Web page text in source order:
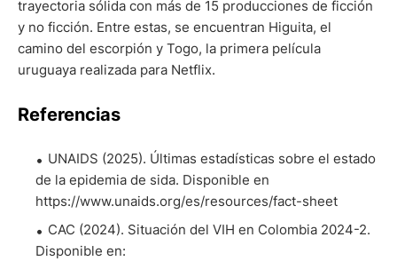
trayectoria sólida con más de 15 producciones de ficción
y no ficción. Entre estas, se encuentran Higuita, el
camino del escorpión y Togo, la primera película
uruguaya realizada para Netflix.
Referencias
UNAIDS (2025). Últimas estadísticas sobre el estado
de la epidemia de sida. Disponible en
https://www.unaids.org/es/resources/fact-sheet
CAC (2024). Situación del VIH en Colombia 2024-2.
Disponible en: